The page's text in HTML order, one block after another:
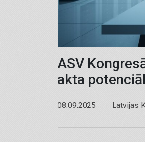
ASV
akta
08.09.2025 Latvijas